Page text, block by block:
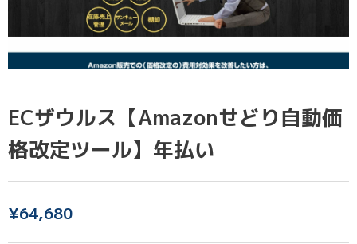
ECザウルス【Amazonせどり自動価
格改定ツール】年払い
¥64,680